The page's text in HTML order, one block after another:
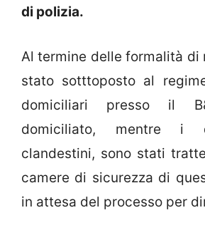
di polizia.
Al termine delle formalità di
stato sotttoposto al
domiciliari presso il
domiciliato, mentre i
clandestini, sono stati
camere di sicurezza di
in attesa del processo per